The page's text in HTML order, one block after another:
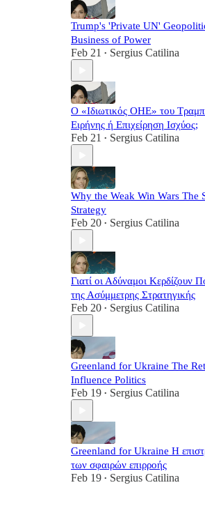
Trump's 'Private UN'
Business of Power
Feb 21 • Sergius Catilina
Ο «Ιδιωτικός ΟΗΕ» του Τραμπ
Ειρήνης ή Επιχείρηση Ισχύος;
Feb 21 • Sergius Catilina
Why the Weak Win Wars The
Strategy
Feb 20 • Sergius Catilina
Γιατί οι Αδύναμοι Κερδίζουν
της Ασύμμετρης Στρατηγικής
Feb 20 • Sergius Catilina
Greenland for Ukraine The
Influence Politics
Feb 19 • Sergius Catilina
Greenland for Ukraine Η
των σφαιρών επιρροής
Feb 19 • Sergius Catilina